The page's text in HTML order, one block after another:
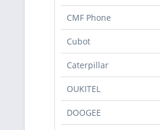
CMF Phone
Cubot
Caterpillar
OUKITEL
DOOGEE